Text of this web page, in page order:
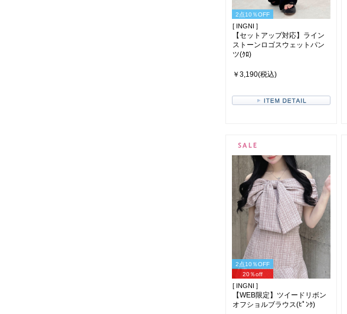
2点10％OFF
[ INGNI ]
【セットアップ対応】ライン
ストーンロゴスウェットパン
ツ(ｸﾛ)
￥3,190(税込)
2点10％OFF
20％off
[ INGNI ]
【WEB限定】ツイードリボン
オフショルブラウス(ﾋﾟﾝｸ)